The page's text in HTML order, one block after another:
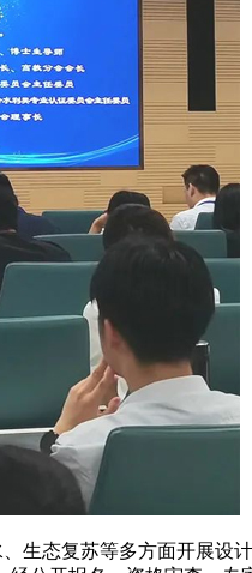
生态复苏等多方面开展设